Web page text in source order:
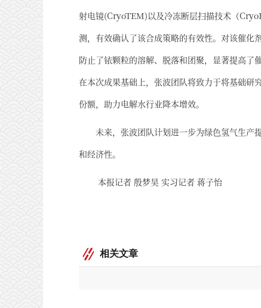
射电镜(CryoTEM)以及冷冻断层扫描技术（
测，有效确认了该合成策略的有效性。对该催
防止了铱颗粒的溶解、脱落和团聚，显著提高了
在本次成果基础上，张波团队将致力于将基础
份额，助力电解水行业降本增效。
未来，张波团队计划进一步为绿色氢气生
和经济性。
本报记者 殷梦昊 实习记者 蒋子怡
相关文章